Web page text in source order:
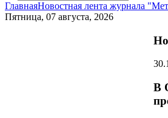
ГлавнаяНовостная лента журнала
Пятница, 07 августа, 2026
В